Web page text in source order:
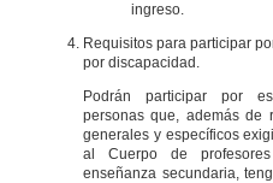
ingreso.
Requisitos para participar
por discapacidad.
Podrán participar por
personas que, además de
generales y específicos
al Cuerpo de
enseñanza secundaria,